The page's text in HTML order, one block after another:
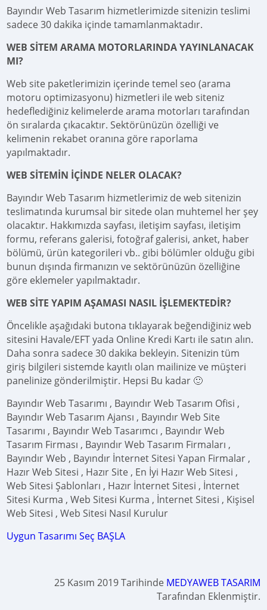
Bayındır Web Tasarım hizmetlerimizde sitenizin teslimi
sadece 30 dakika içinde tamamlanmaktadır.
WEB SİTEM ARAMA MOTORLARINDA YAYINLANACAK
MI?
Web site paketlerimizin içerinde temel seo (arama
motoru optimizasyonu) hizmetleri ile web siteniz
hedeflediğiniz kelimelerde arama motorları tarafından
ön sıralarda çıkacaktır. Sektörünüzün özelliği ve
kelimenin rekabet oranına göre raporlama
yapılmaktadır.
WEB SİTEMİN İÇİNDE NELER OLACAK?
Bayındır Web Tasarım hizmetlerimiz de web sitenizin
teslimatında kurumsal bir sitede olan muhtemel her şey
olacaktır. Hakkımızda sayfası, iletişim sayfası, iletişim
formu, referans galerisi, fotoğraf galerisi, anket, haber
bölümü, ürün kategorileri vb.. gibi bölümler olduğu gibi
bunun dışında firmanızın ve sektörünüzün özelliğine
göre eklemeler yapılmaktadır.
WEB SİTE YAPIM AŞAMASI NASIL İŞLEMEKTEDİR?
Öncelikle aşağıdaki butona tıklayarak beğendiğiniz web
sitesini Havale/EFT yada Online Kredi Kartı ile satın alın.
Daha sonra sadece 30 dakika bekleyin. Sitenizin tüm
giriş bilgileri sistemde kayıtlı olan mailinize ve müşteri
panelinize gönderilmiştir. Hepsi Bu kadar 🙂
Bayındır Web Tasarımı , Bayındır Web Tasarım Ofisi ,
Bayındır Web Tasarım Ajansı , Bayındır Web Site
Tasarımı , Bayındır Web Tasarımcı , Bayındır Web
Tasarım Firması , Bayındır Web Tasarım Firmaları ,
Bayındır Web , Bayındır İnternet Sitesi Yapan Firmalar ,
Hazır Web Sitesi , Hazır Site , En İyi Hazır Web Sitesi ,
Web Sitesi Şablonları , Hazır İnternet Sitesi , İnternet
Sitesi Kurma , Web Sitesi Kurma , İnternet Sitesi , Kişisel
Web Sitesi , Web Sitesi Nasıl Kurulur
Uygun Tasarımı Seç BAŞLA
25 Kasım 2019 Tarihinde MEDYAWEB TASARIM
Tarafından Eklenmiştir.